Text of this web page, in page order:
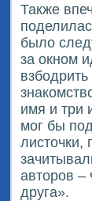
Также
было
за окном
имя и три
мог бы
листочки,
авторов –
друга».